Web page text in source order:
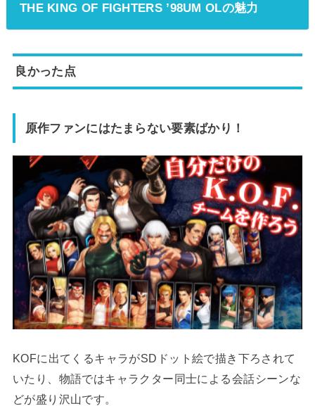
THE KING OF FIGHTERS ’98UM OLの魅力
良かった点
原作ファンにはたまらない要素ばかり！
KOFに出てくるキャラがSD ドット絵で描き下ろされて
いたり、物語ではキャラクター同士による会話シーンな
どが盛り沢山です。